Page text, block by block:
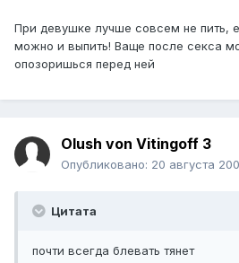
При девушке лучше совсем не пить,
можно и выпить! Ваще после секса
опозоришься перед ней
Olush von Vitingoff 3
Опубликовано: 20 августа
Цитата
почти всегда блевать тянет